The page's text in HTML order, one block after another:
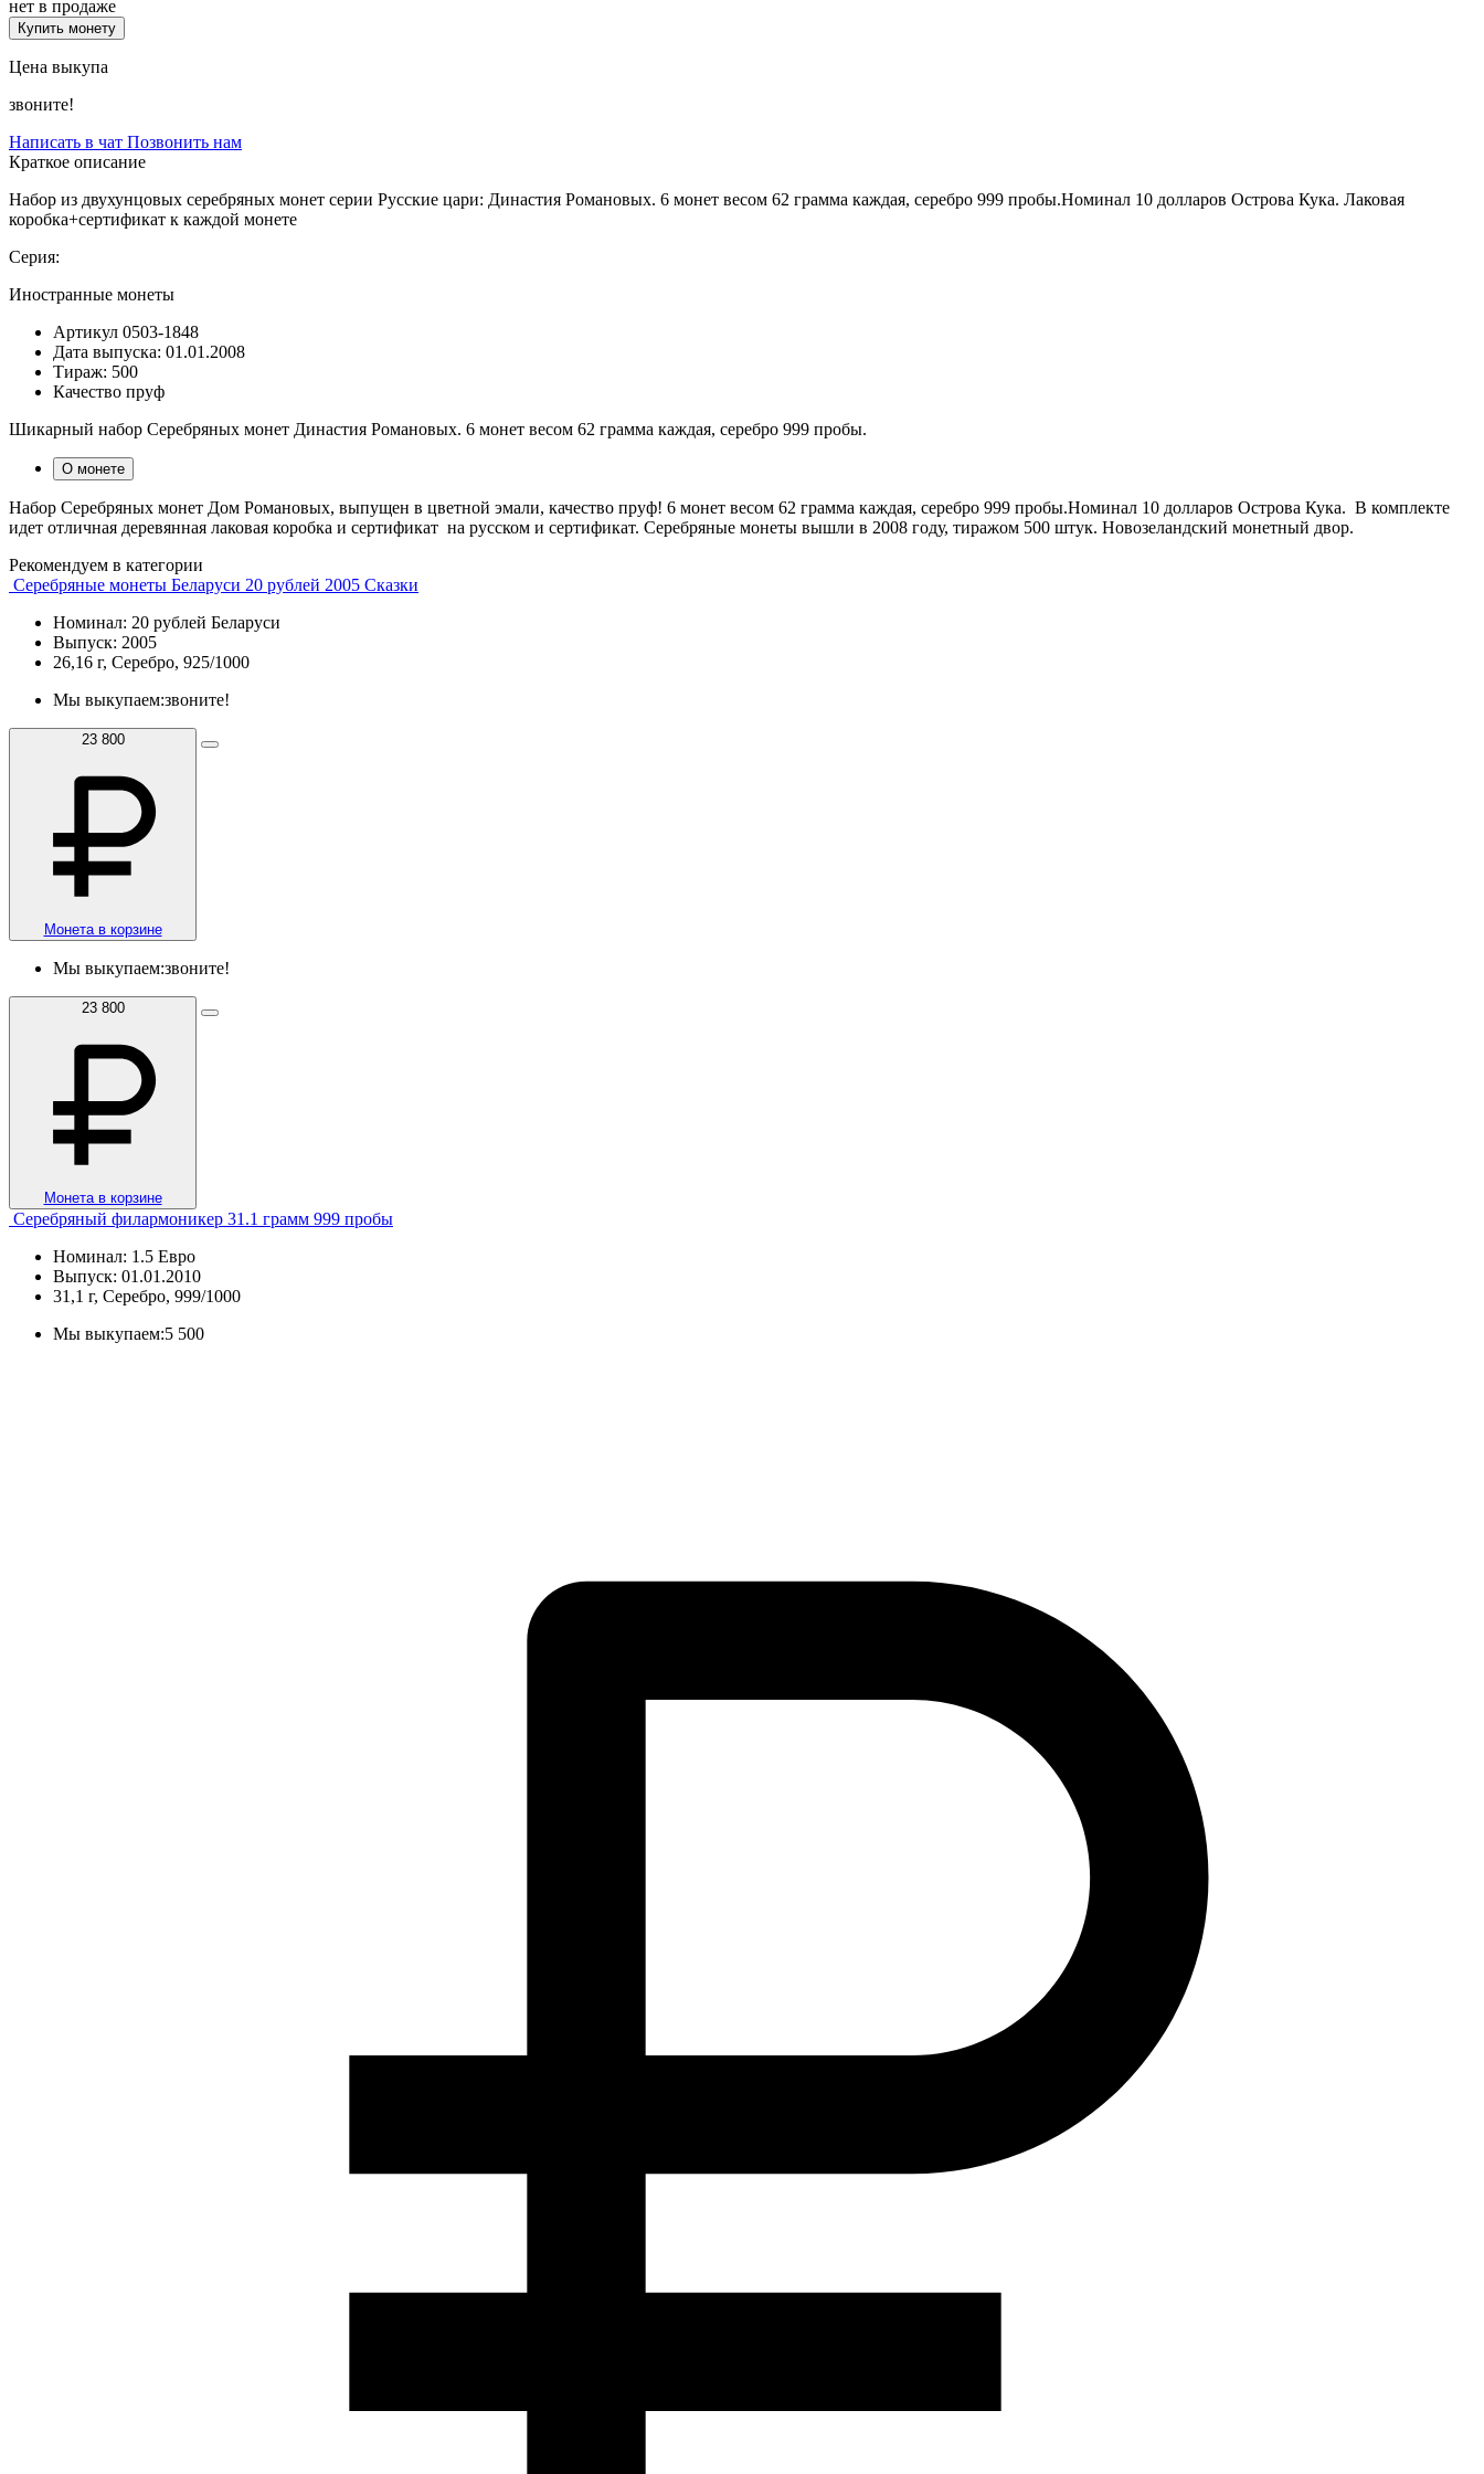
нет в продаже
Купить монету
Цена выкупа
звоните!
Написать в чат Позвонить нам
Краткое описание
Набор из двухунцовых серебряных монет серии Русские цари: Династия Романовых. 6 монет весом 62 грамма каждая, серебро 999 пробы.Номинал 10 долларов Острова Кука. Лаковая
коробка+сертификат к каждой монете
Серия:
Иностранные монеты
Артикул 0503-1848
Дата выпуска: 01.01.2008
Тираж: 500
Качество пруф
Шикарный набор Серебряных монет Династия Романовых. 6 монет весом 62 грамма каждая, серебро 999 пробы.
О монете
Набор Серебряных монет Дом Романовых, выпущен в цветной эмали, качество пруф! 6 монет весом 62 грамма каждая, серебро 999 пробы.Номинал 10 долларов Острова Кука. В комплекте
идет отличная деревянная лаковая коробка и сертификат на русском и сертификат. Серебряные монеты вышли в 2008 году, тиражом 500 штук. Новозеландский монетный двор.
Рекомендуем в категории
Серебряные монеты Беларуси 20 рублей 2005 Сказки
Номинал: 20 рублей Беларуси
Выпуск: 2005
26,16 г, Серебро, 925/1000
Мы выкупаем:звоните!
23 800
Монета в корзине
Мы выкупаем:звоните!
23 800
Монета в корзине
Серебряный филармоникер 31.1 грамм 999 пробы
Номинал: 1.5 Евро
Выпуск: 01.01.2010
31,1 г, Серебро, 999/1000
Мы выкупаем:5 500